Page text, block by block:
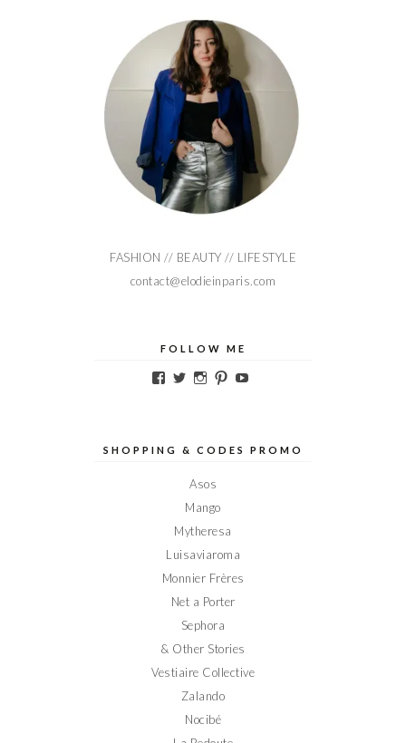
FASHION // BEAUTY // LIFESTYLE
contact@elodieinparis.com
FOLLOW ME
Voir
sur
Voir
sur
Voir
sur
Voir
sur sur
SHOPPING & CODES PROMO
Asos
Mango
Mytheresa
Luisaviaroma
Monnier Frères
Net a Porter
Sephora
& Other Stories
Vestiaire Collective
Zalando
Nocibé